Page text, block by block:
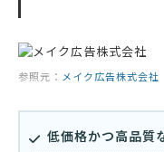
参照元： メイク広告株式会社
低価格かつ高品質